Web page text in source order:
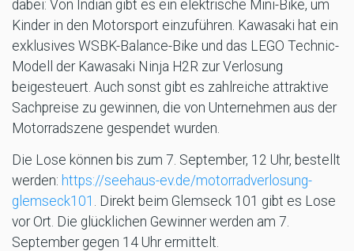
dabei: Von Indian gibt es ein elektrische Mini-Bike, um
Kinder in den Motorsport einzuführen. Kawasaki hat ein
exklusives WSBK-Balance-Bike und das LEGO Technic-
Modell der Kawasaki Ninja H2R zur Verlosung
beigesteuert. Auch sonst gibt es zahlreiche attraktive
Sachpreise zu gewinnen, die von Unternehmen aus der
Motorradszene gespendet wurden.
Die Lose können bis zum 7. September, 12 Uhr, bestellt
werden: https://seehaus-ev.de/motorradverlosung-
glemseck101
. Direkt beim Glemseck 101 gibt es Lose
vor Ort. Die glücklichen Gewinner werden am 7.
September gegen 14 Uhr ermittelt.